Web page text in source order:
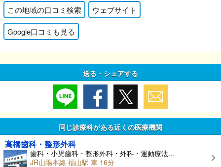
この地域の口コミ検索 ウェブサイト
Google口コミも見る
送る・シェアする
同じ診療科がある近くの医療機関
高橋歯科・整形外科
歯科・小児歯科・整形外科・外科・運動療法...
JR山陽本線 福山駅 車 16分